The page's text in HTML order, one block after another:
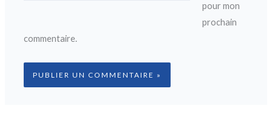
pour mon
prochain
commentaire.